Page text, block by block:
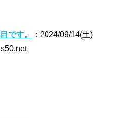
です。
：2024/09/14(土)